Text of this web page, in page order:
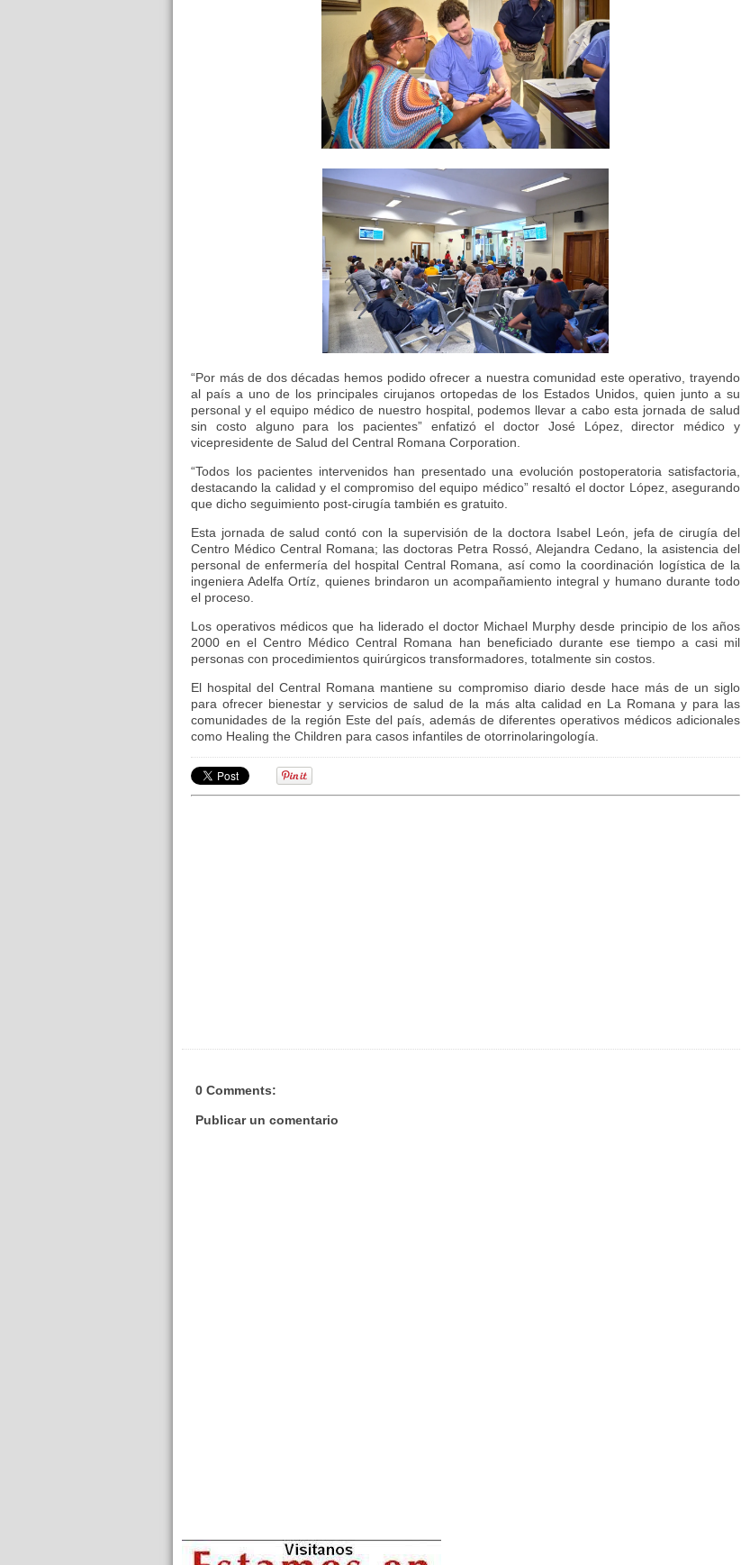
“Por más de dos décadas hemos podido ofrecer a nuestra comunidad este operativo, trayendo
al país a uno de los principales cirujanos ortopedas de los Estados Unidos, quien junto a su
personal y el equipo médico de nuestro hospital, podemos llevar a cabo esta jornada de salud
sin costo alguno para los pacientes” enfatizó el doctor José López, director médico y
vicepresidente de Salud del Central Romana Corporation.
“Todos los pacientes intervenidos han presentado una evolución postoperatoria satisfactoria,
destacando la calidad y el compromiso del equipo médico” resaltó el doctor López, asegurando
que dicho seguimiento post-cirugía también es gratuito.
Esta jornada de salud contó con la supervisión de la doctora Isabel León, jefa de cirugía del
Centro Médico Central Romana; las doctoras Petra Rossó, Alejandra Cedano, la asistencia del
personal de enfermería del hospital Central Romana, así como la coordinación logística de la
ingeniera Adelfa Ortíz, quienes brindaron un acompañamiento integral y humano durante todo
el proceso.
Los operativos médicos que ha liderado el doctor Michael Murphy desde principio de los años
2000 en el Centro Médico Central Romana han beneficiado durante ese tiempo a casi mil
personas con procedimientos quirúrgicos transformadores, totalmente sin costos.
El hospital del Central Romana mantiene su compromiso diario desde hace más de un siglo
para ofrecer bienestar y servicios de salud de la más alta calidad en La Romana y para las
comunidades de la región Este del país, además de diferentes operativos médicos adicionales
como Healing the Children para casos infantiles de otorrinolaringología.
0 Comments:
Publicar un comentario